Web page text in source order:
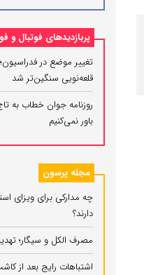
پربازدیدهای فوتبال و
تغییر موضع در
قلعه‌نویی سنگین‌تر شد
روزنامه جوان خطاب به
باور نمی‌کنیم
مجله پرسون
چه مدارکی برای ویزای
دارند؟
مصرف الکل و سیگار؛
اشتباهات رایج بعد از